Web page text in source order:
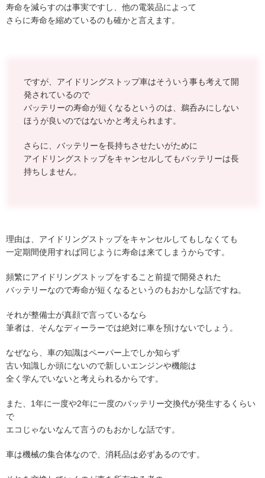
寿命を減らすのは事実ですし、他の電装品によって
さらに寿命を縮めているのも確かと言えます。
ですが、アイドリングストップ車はそういう事も考えて開
発されているので
バッテリーの寿命が短くなるというのは、鵜呑みにしない
ほうが良いのではないかと考えられます。
さらに、バッテリーを長持ちさせたいがために
アイドリングストップをキャンセルしてもバッテリーは長
持ちしません。
理由は、アイドリングストップをキャンセルしてもしなくても
一定期間使用すれば同じように寿命は来てしまうからです。
頻繁にアイドリングストップをすること前提で開発された
バッテリーなので寿命が短くなるというのもおかしな話ですね。
それが整備士が真顔で言っているなら
筆者は、そんなディーラーでは絶対に車を預けないでしょう。
なぜなら、車の知識はペーパー上でしか知らず
古い知識しか頭にないので新しいエンジンや機能は
全く学んでいないと考えられるからです。
また、1年に一度や2年に一度のバッテリー交換代が発生するくらい
で
エコじゃないなんて言うのもおかしな話です。
車は機械の集合体なので、消耗品は必ずあるのです。